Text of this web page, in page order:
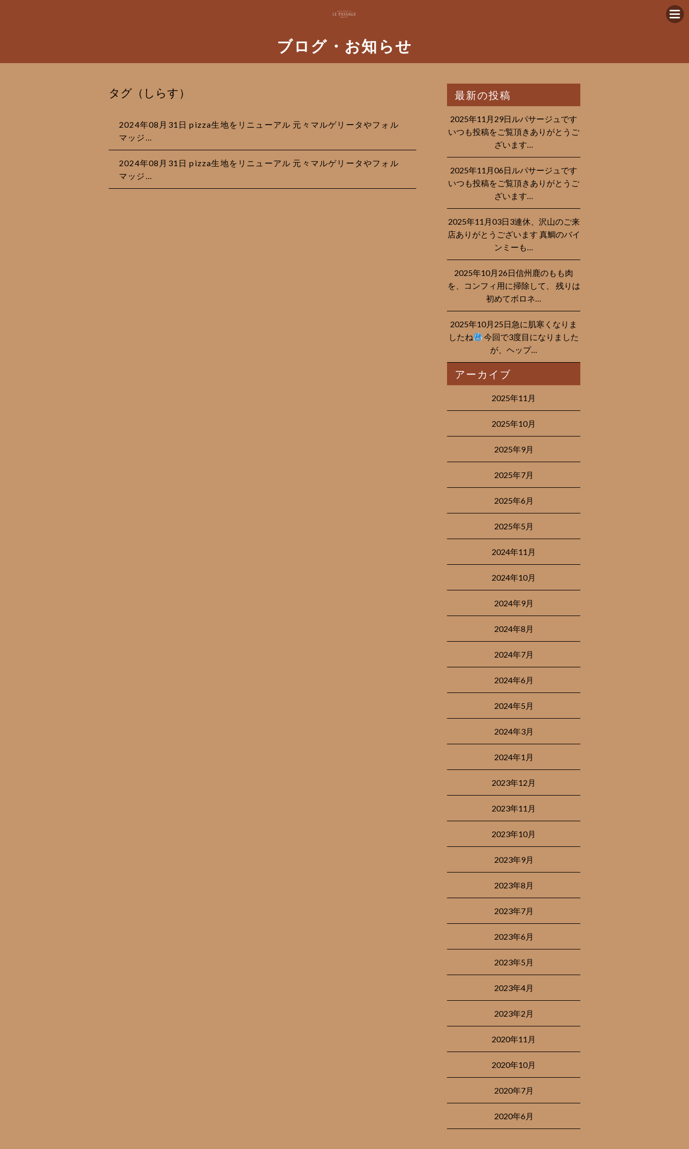
ブログ・お知らせ
タグ（しらす）
2024年08月31日 pizza生地をリニューアル 元々マルゲリータやフォル
マッジ…
2024年08月31日 pizza生地をリニューアル 元々マルゲリータやフォル
マッジ…
最新の投稿
2025年11月29日ルパサージュです︎
いつも投稿をご覧頂きありがとうご
ざいます…
2025年11月06日ルパサージュです︎
いつも投稿をご覧頂きありがとうご
ざいます…
2025年11月03日3連休、沢山のご来
店ありがとうございます 真鯛のバイ
ンミーも…
2025年10月26日信州鹿のもも肉
を、コンフィ用に掃除して、 残りは
初めてボロネ…
2025年10月25日急に肌寒くなりま
したね
今回で3度目になりました
が、ヘップ…
アーカイブ
2025年11月
2025年10月
2025年9月
2025年7月
2025年6月
2025年5月
2024年11月
2024年10月
2024年9月
2024年8月
2024年7月
2024年6月
2024年5月
2024年3月
2024年1月
2023年12月
2023年11月
2023年10月
2023年9月
2023年8月
2023年7月
2023年6月
2023年5月
2023年4月
2023年2月
2020年11月
2020年10月
2020年7月
2020年6月